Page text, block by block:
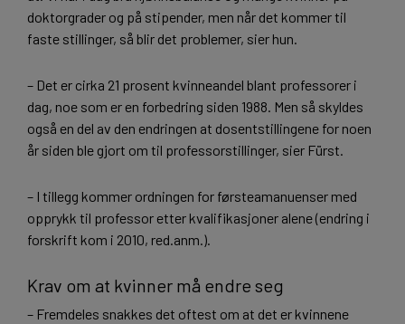
doktorgrader og på stipender, men når det kommer til
faste stillinger, så blir det problemer, sier hun.
– Det er cirka 21 prosent kvinneandel blant professorer i
dag, noe som er en forbedring siden 1988. Men så skyldes
også en del av den endringen at dosentstillingene for noen
år siden ble gjort om til professorstillinger, sier Fürst.
– I tillegg kommer ordningen for førsteamanuenser med
opprykk til professor etter kvalifikasjoner alene (endring i
forskrift kom i 2010, red.anm.).
Krav om at kvinner må endre seg
– Fremdeles snakkes det oftest om at det er kvinnene